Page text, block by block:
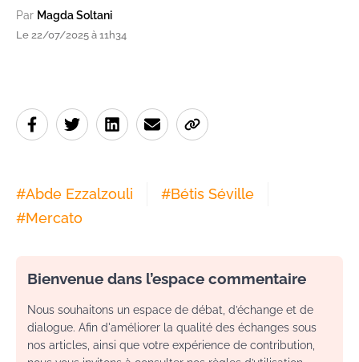
Par Magda Soltani
Le 22/07/2025 à 11h34
#Abde Ezzalzouli #Bétis Séville
#Mercato
Bienvenue dans l’espace commentaire
Nous souhaitons un espace de débat, d’échange et de
dialogue. Afin d'améliorer la qualité des échanges sous
nos articles, ainsi que votre expérience de contribution,